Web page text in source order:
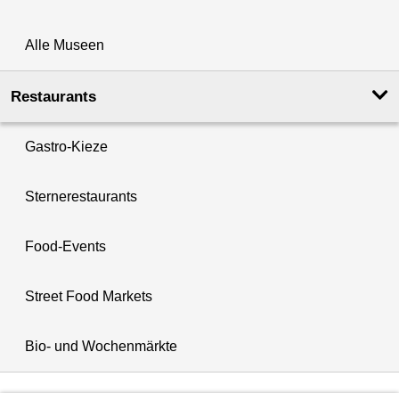
Alle Museen
Restaurants
Gastro-Kieze
Sternerestaurants
Food-Events
Street Food Markets
Bio- und Wochenmärkte